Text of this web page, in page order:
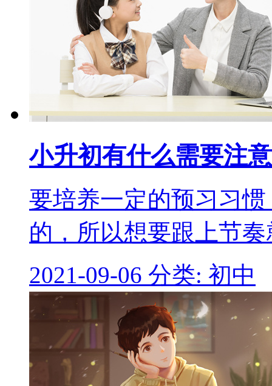
小升初有什么需要注
要培养一定的预习习
的，所以想要跟上节
2021-09-06 分类: 初中